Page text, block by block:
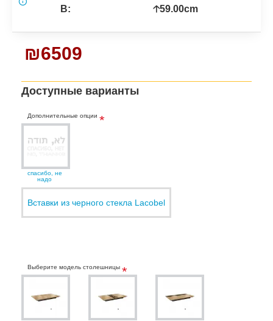
₪6509
В:
🡡59.00cm
Доступные варианты
Дополнительные опции
спасибо, не
надо
Вставки из черного стекла Lacobel
Выберите модель столешницы